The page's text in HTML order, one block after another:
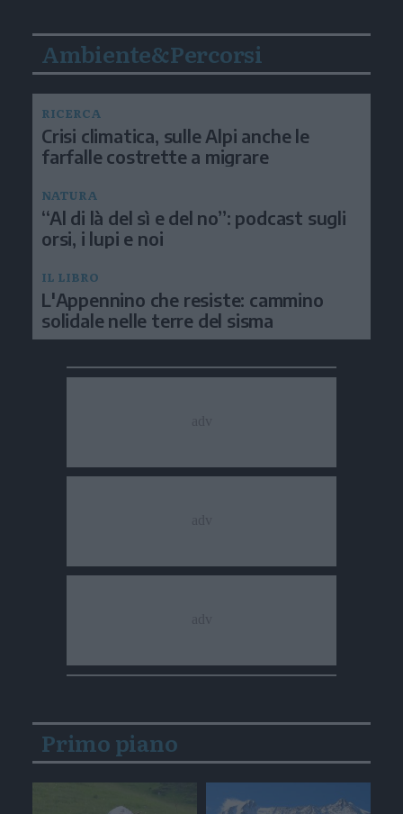
Ambiente&Percorsi
RICERCA
Crisi climatica, sulle Alpi anche le
farfalle costrette a migrare
NATURA
“Al di là del sì e del no”: podcast sugli
orsi, i lupi e noi
IL LIBRO
L'Appennino che resiste: cammino
solidale nelle terre del sisma
Primo piano